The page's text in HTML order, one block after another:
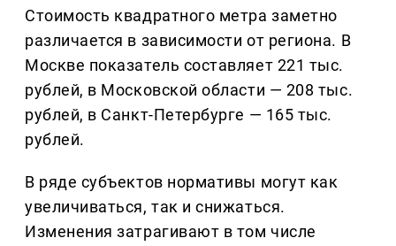
Стоимость квадратного метра заметно
различается в зависимости от региона. В
Москве показатель составляет 221 тыс.
рублей, в Московской области — 208 тыс.
рублей, в Санкт-Петербурге — 165 тыс.
рублей.
В ряде субъектов нормативы могут как
увеличиваться, так и снижаться.
Изменения затрагивают в том числе